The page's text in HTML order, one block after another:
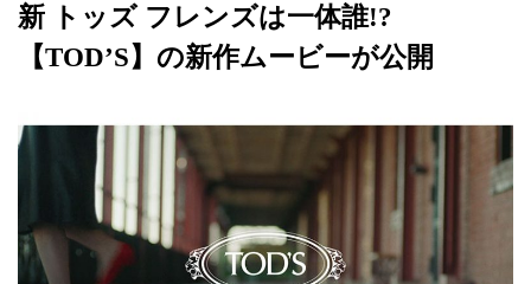
新 トッズ フレンズは一体誰!?
【TOD’S】の新作ムービーが公開